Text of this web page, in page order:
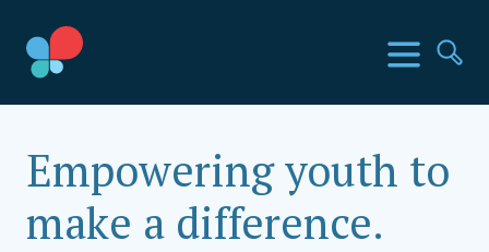
вмісту
Меню
Країни SIA
Empowering youth to
make a difference.